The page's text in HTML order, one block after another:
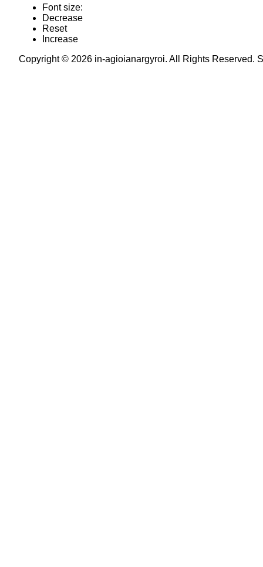
Font size:
Decrease
Reset
Increase
Copyright © 2026 in-agioianargyroi. All Rights Reserved.